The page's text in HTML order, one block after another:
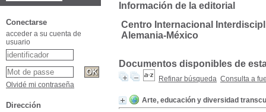
Información de la editorial
Centro Internacional
Alemania-México
Documentos disponibles de
Refinar búsqueda Consulta a
Arte, educación y diversidad
Conectarse
acceder a su cuenta de
usuario
Olvidé mi contraseña
Dirección